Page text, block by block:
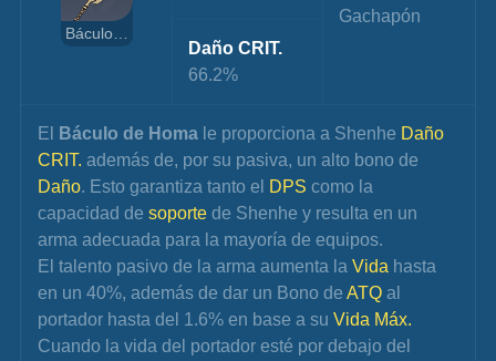
Báculo de Homa
Gachapón
Daño CRIT.
66.2%
El Báculo de Homa le proporciona a Shenhe Daño
CRIT. además de, por su pasiva, un alto bono de
Daño. Esto garantiza tanto el DPS como la
capacidad de soporte de Shenhe y resulta en un
arma adecuada para la mayoría de equipos.
El talento pasivo de la arma aumenta la Vida hasta
en un 40%, además de dar un Bono de ATQ al
portador hasta del 1.6% en base a su Vida Máx.
Cuando la vida del portador esté por debajo del